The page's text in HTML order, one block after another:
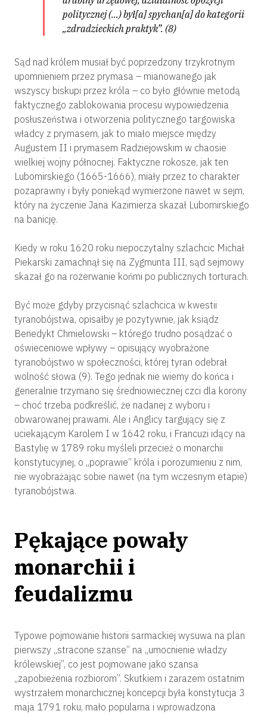
politycznej (…) był[a] spychan[a] do kategorii
„zdradzieckich praktyk”. (8)
Sąd nad królem musiał być poprzedzony trzykrotnym
upomnieniem przez prymasa – mianowanego jak
wszyscy biskupi przez króla – co było głównie metodą
faktycznego zablokowania procesu wypowiedzenia
posłuszeństwa i otworzenia politycznego targowiska
władcy z prymasem, jak to miało miejsce między
Augustem II i prymasem Radziejowskim w chaosie
wielkiej wojny północnej. Faktyczne rokosze, jak ten
Lubomirskiego (1665-1666), miały przez to charakter
pozaprawny i były poniekąd wymierzone nawet w sejm,
który na życzenie Jana Kazimierza skazał Lubomirskiego
na banicję.
Kiedy w roku 1620 roku niepoczytalny szlachcic Michał
Piekarski zamachnął się na Zygmunta III, sąd sejmowy
skazał go na rozerwanie końmi po publicznych torturach.
Być może gdyby przycisnąć szlachcica w kwestii
tyranobójstwa, opisałby je pozytywnie, jak ksiądz
Benedykt Chmielowski – którego trudno posądzać o
oświeceniowe wpływy – opisujący wyobrażone
tyranobójstwo w społeczności, której tyran odebrał
wolność słowa (9). Tego jednak nie wiemy do końca i
generalnie trzymano się średniowiecznej czci dla korony
– choć trzeba podkreślić, że nadanej z wyboru i
obwarowanej prawami. Ale i Anglicy targujący się z
uciekającym Karolem I w 1642 roku, i Francuzi idący na
Bastylię w 1789 roku myśleli przecież o monarchii
konstytucyjnej, o „poprawie” króla i porozumieniu z nim,
nie wyobrażając sobie nawet (na tym wczesnym etapie)
tyranobójstwa.
Pękające powały
monarchii i
feudalizmu
Typowe pojmowanie historii sarmackiej wysuwa na plan
pierwszy „stracone szanse” na „umocnienie władzy
królewskiej”, co jest pojmowane jako szansa
„zapobieżenia rozbiorom”. Skutkiem i zarazem ostatnim
wystrzałem monarchicznej koncepcji była konstytucja 3
maja 1791 roku, mało popularna i wprowadzona